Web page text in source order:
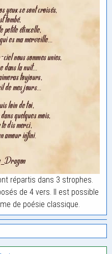
répartis dans 3 strophes.
de 4 vers. Il est possible
de poésie classique.